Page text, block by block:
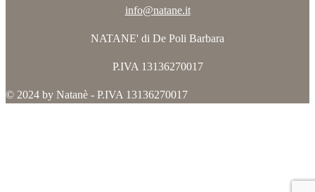
info@natane.it
NATANE' di De Poli Barbara
P.IVA 13136270017
© 2024 by Natanè - P.IVA 13136270017